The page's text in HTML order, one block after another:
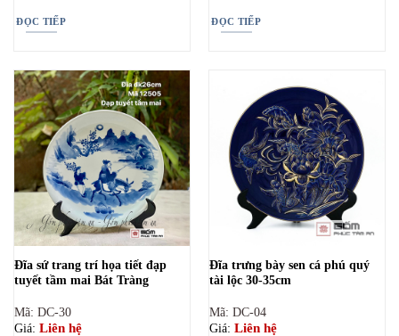
ĐỌC TIẾP ĐỌC TIẾP
Đĩa sứ trang trí họa tiết đạp
tuyết tầm mai Bát Tràng
Mã: DC-30
Giá: Liên hệ
Đĩa trưng bày sen cá phú quý
tài lộc 30-35cm
Mã: DC-04
Giá: Liên hệ